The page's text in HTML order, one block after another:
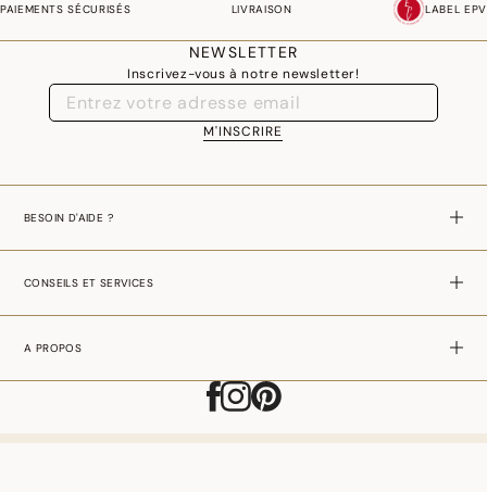
AJOUTER AU PANIER
PAIEMENTS SÉCURISÉS LIVRAISON LABEL EPV
NEWSLETTER
Inscrivez-vous à notre newsletter!
M'INSCRIRE
BESOIN D'AIDE ?
CONSEILS ET SERVICES
A PROPOS